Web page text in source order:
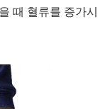
때 혈류를 증가시